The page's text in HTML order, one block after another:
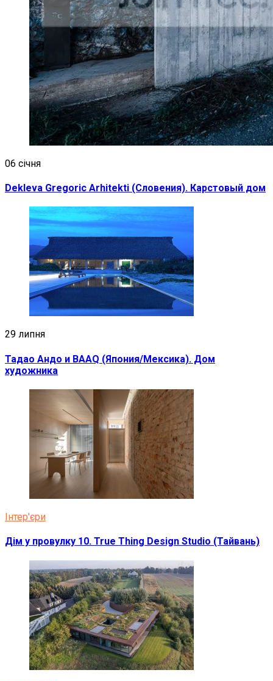
06 січня
Dekleva Gregoric Arhitekti (Словения). Карстовый дом
29 липня
Тадао Андо и BAAQ (Япония/Мексика). Дом
художника
Інтер'єри
Дім у провулку 10. True Thing Design Studio (Тайвань)